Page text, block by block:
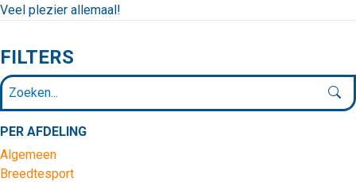
Veel plezier allemaal!
FILTERS
PER AFDELING
Algemeen
Breedtesport